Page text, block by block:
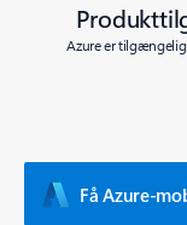
Azure er
Få Azure-